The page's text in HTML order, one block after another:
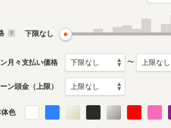
2011年9月～
生産モデル
ミライースのカタログを見る
下限なし
月々支払い価格 〜
ン頭金（上限）
色